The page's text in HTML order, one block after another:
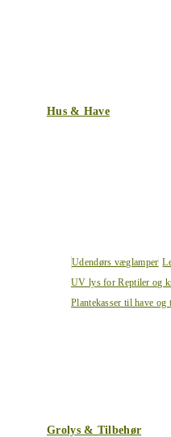
Hus & Have
Udendørs væglamper
UV lys for Reptiler og
Plantekasser til have og
Grolys & Tilbehør